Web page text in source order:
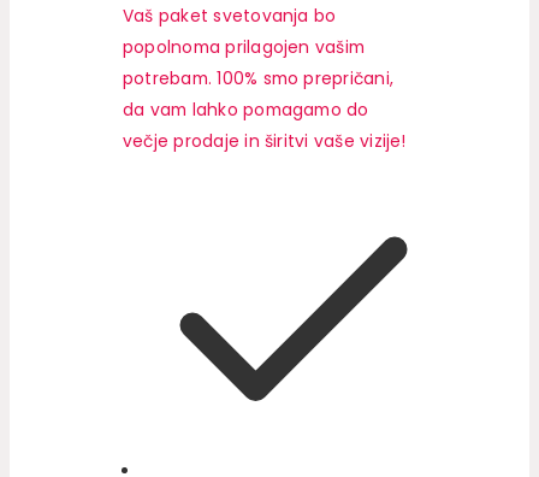
Vaš paket svetovanja bo
popolnoma prilagojen vašim
potrebam. 100% smo prepričani,
da vam lahko pomagamo do
večje prodaje in širitvi vaše vizije!